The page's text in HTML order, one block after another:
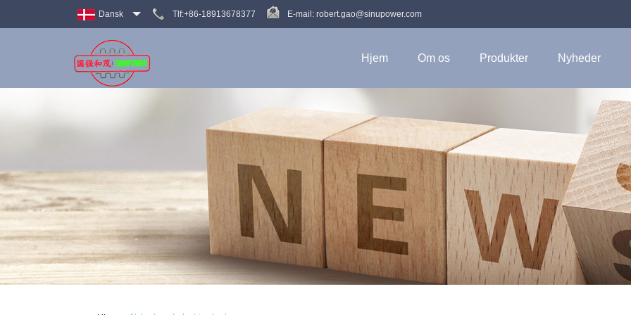
Dansk Tlf:+86-18913678377 E-mail: robert.gao@sinupower.com
Hjem Om os Produkter Nyheder